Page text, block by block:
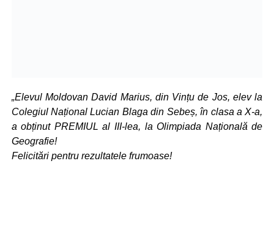
„Elevul Moldovan David Marius, din Vințu de Jos, elev la
Colegiul Național Lucian Blaga din Sebeș, în clasa a X-a,
a obținut PREMIUL al III-lea, la Olimpiada Națională de
Geografie!
Felicitări pentru rezultatele frumoase!